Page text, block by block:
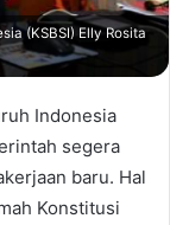
(KSBSI) Elly Rosita
Indonesia
segera
baru. Hal
Konstitusi